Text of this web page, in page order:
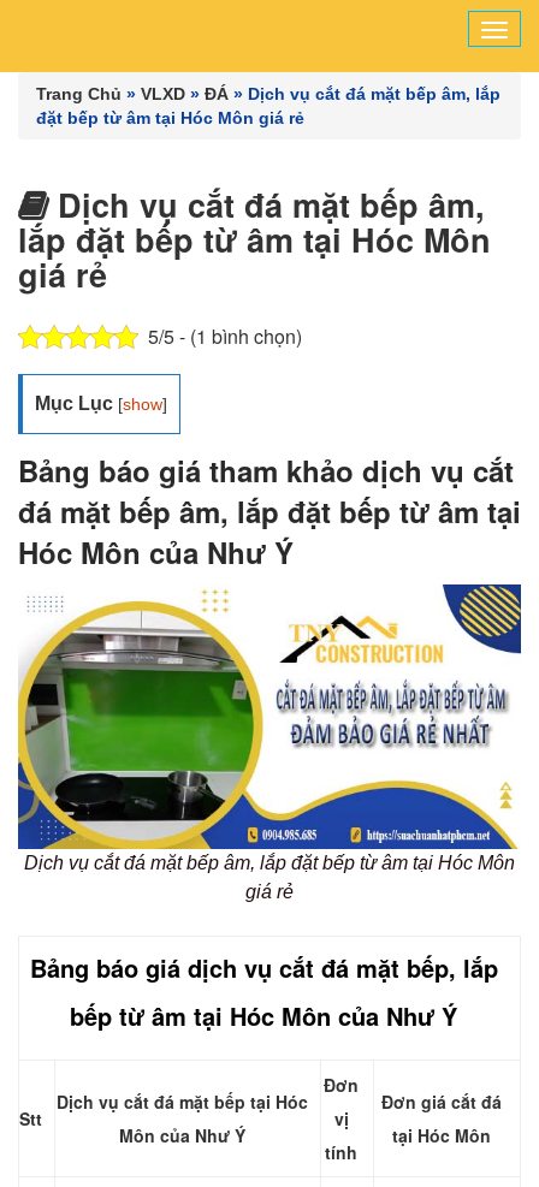
Trang Chủ » VLXD » ĐÁ » Dịch vụ cắt đá mặt bếp âm, lắp
đặt bếp từ âm tại Hóc Môn giá rẻ
Dịch vụ cắt đá mặt bếp âm,
lắp đặt bếp từ âm tại Hóc Môn
giá rẻ
5/5 - (1 bình chọn)
Mục Lục [show]
Bảng báo giá tham khảo dịch vụ cắt
đá mặt bếp âm, lắp đặt bếp từ âm tại
Hóc Môn của Như Ý
Dịch vụ cắt đá mặt bếp âm, lắp đặt bếp từ âm tại Hóc Môn
giá rẻ
Bảng báo giá dịch vụ cắt đá mặt bếp, lắp
bếp từ âm tại Hóc Môn của Như Ý
Stt
Dịch vụ cắt đá mặt bếp tại Hóc
Môn của Như Ý
Đơn
vị
tính
Đơn giá cắt đá
tại Hóc Môn